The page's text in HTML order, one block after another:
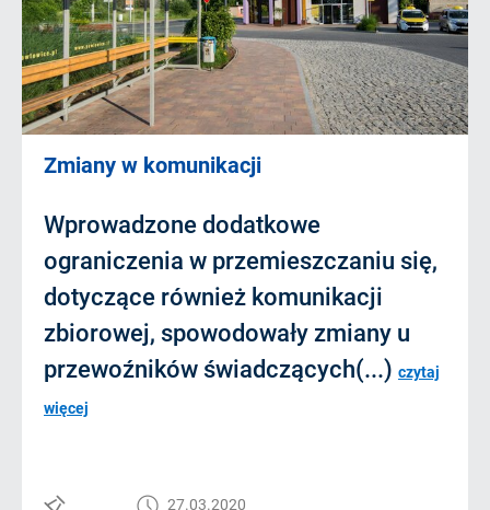
Zmiany w komunikacji
Wprowadzone dodatkowe
ograniczenia w przemieszczaniu się,
dotyczące również komunikacji
zbiorowej, spowodowały zmiany u
przewoźników świadczących(...) czytaj
więcej
27.03.2020